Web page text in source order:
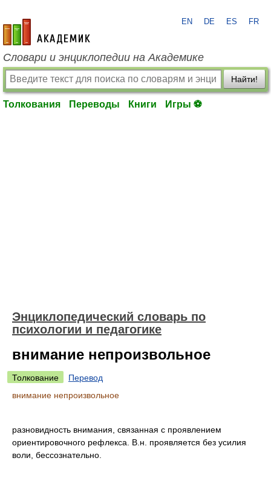
academic.ru
EN DE ES FR
Словари и энциклопедии на Академике
Найти!
Толкования Переводы Книги Игры ⚽
Энциклопедический словарь по
психологии и педагогике
внимание непроизвольное
Толкование
Перевод
внимание непроизвольное
разновидность внимания, связанная с проявлением
ориентировочного рефлекса. В.н. проявляется без усилия
воли, бессознательно.